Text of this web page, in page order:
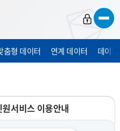
춤형 데이터 연계 데이터 데이
서비스 이용안내